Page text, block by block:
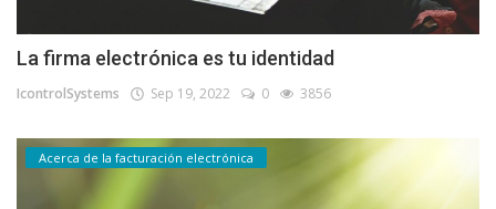
La firma electrónica es tu identidad
IcontrolSystems Sep 19, 2022 0 3856
Acerca de la facturación electrónica